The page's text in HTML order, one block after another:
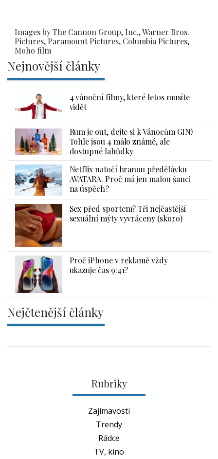
Images by The Cannon Group, Inc., Warner Bros.
Pictures, Paramount Pictures, Columbia Pictures,
Moho film
Nejnovější články
4 vánoční filmy, které letos musíte
vidět
Rum je out, dejte si k Vánocům GIN!
Tohle jsou 4 málo známé, ale
dostupné lahůdky
Netflix natočí hranou předělávku
AVATARA. Proč má jen malou šanci
na úspěch?
Sex před sportem? Tři nejčastější
sexuální mýty vyvráceny (skoro)
Proč iPhone v reklamě vždy
ukazuje čas 9:41?
Nejčtenější články
Rubriky
Zajímavosti
Trendy
Rádce
TV, kino